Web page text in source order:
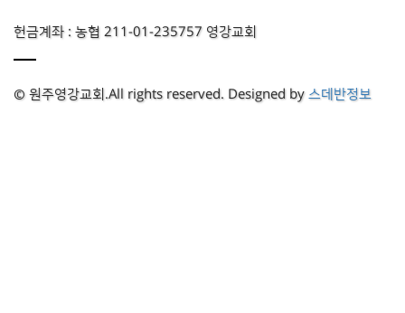
헌금계좌 : 농협 211-01-235757 영강교회
© 원주영강교회.All rights reserved. Designed by 스데반정보